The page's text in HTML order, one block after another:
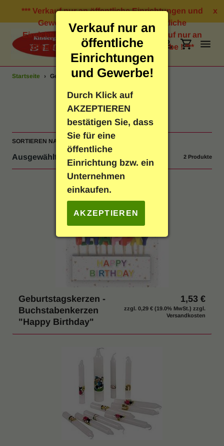
Verkauf nur an
öffentliche
Einrichtungen
und Gewerbe!
Durch Klick auf
AKZEPTIEREN
bestätigen Sie, dass
Sie für eine
öffentliche
Einrichtung bzw. ein
Unternehmen
einkaufen.
AKZEPTIEREN
Direkt
Inhalt
*** Verkauf nur an öffentliche Einrichtungen und
Gewerbe ! *** Verkauf nur an öffentliche
Einrichtungen und Gewerbe ! *** Verkauf nur an
öffentliche Einrichtungen und Gewerbe ! ***
x
SuchenEinloggen
Schreibwaren
Geschenkartikel
Spielen & Lernen
Indoor & Outdoor
Hygiene / Desinfektion
% SALE
Startseite › Geburtstag
S
a
m
m
l
u
n
:
Geburtstag
SORTIEREN NACH
2 Produkte
Geburtstagskerzen -
Buchstabenkerzen
"Happy Birthday"
1,53 €
zzgl. 0,29 € (19.0% MwSt.) zzgl.
Versandkosten